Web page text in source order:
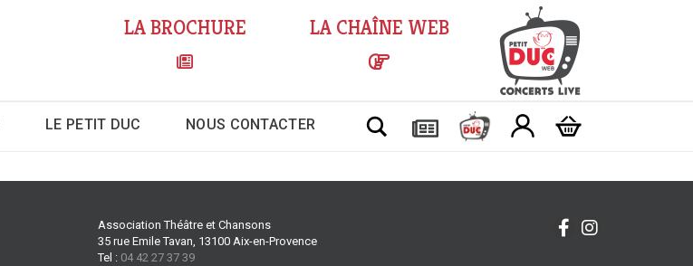
LA BROCHURE LA CHAÎNE WEB
LE PETIT DUC NOUS CONTACTER Chercher
Association Théâtre et Chansons
35 rue Emile Tavan, 13100 Aix-en-Provence
Tel : 04 42 27 37 39